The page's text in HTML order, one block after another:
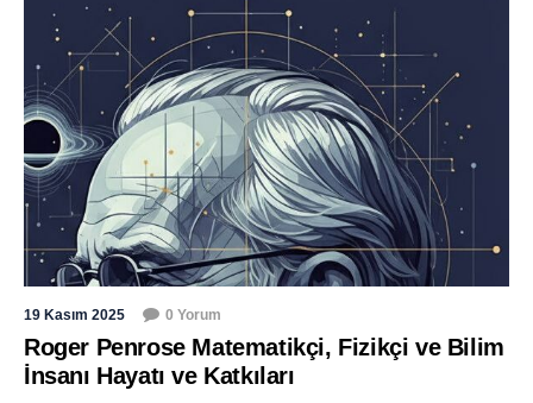
19 Kasım 2025 0 Yorum
Roger Penrose Matematikçi, Fizikçi ve Bilim
İnsanı Hayatı ve Katkıları